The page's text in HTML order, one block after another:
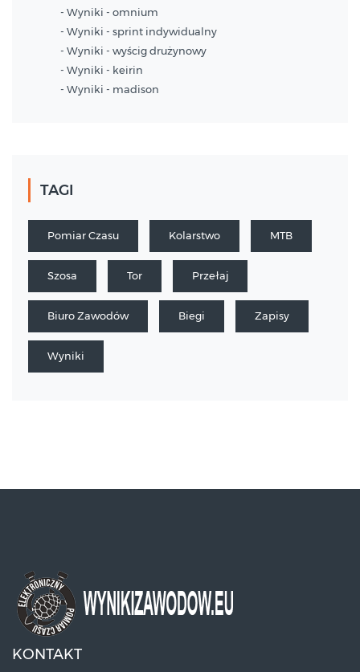
- Wyniki - omnium
- Wyniki - sprint indywidualny
- Wyniki - wyścig drużynowy
- Wyniki - keirin
- Wyniki - madison
TAGI
Pomiar Czasu Kolarstwo MTB
Szosa Tor Przełaj
Biuro Zawodów Biegi Zapisy
Wyniki
KONTAKT